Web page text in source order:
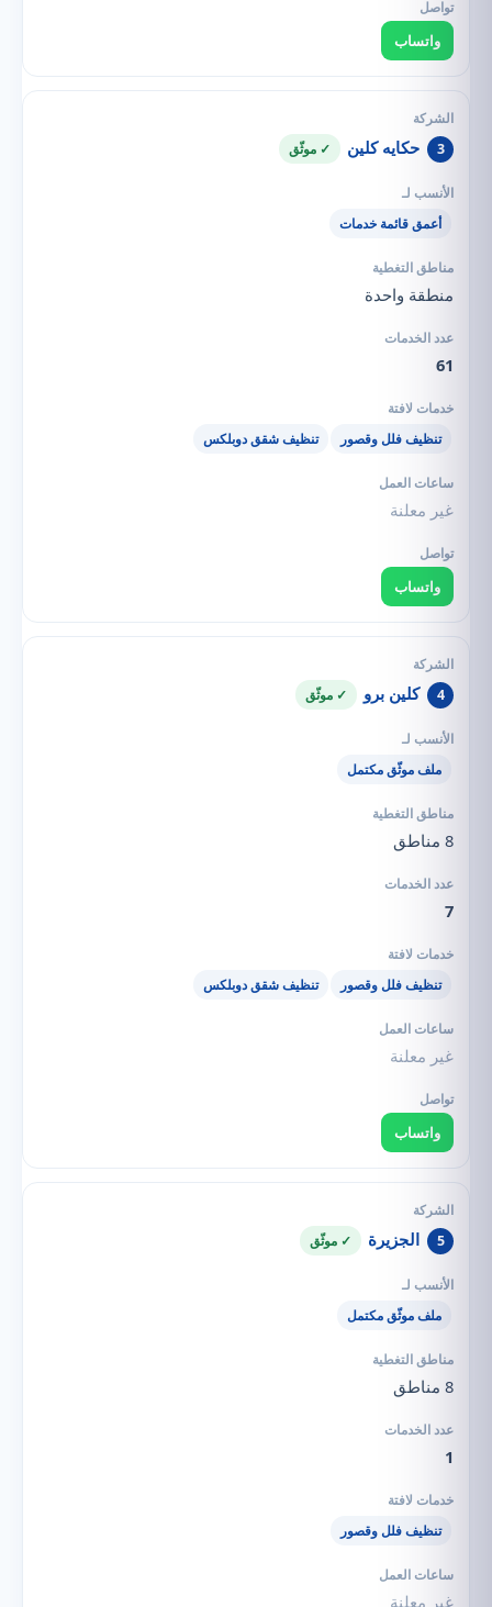
واتساب
3 حكايه كلين ✓ موثّق
أعمق قائمة خدمات
منطقة واحدة
61
تنظيف فلل وقصور تنظيف شقق دوبلكس
غير معلنة
واتساب
4 كلين برو ✓ موثّق
ملف موثّق مكتمل
8 مناطق
7
تنظيف فلل وقصور تنظيف شقق دوبلكس
غير معلنة
واتساب
5 الجزيرة ✓ موثّق
ملف موثّق مكتمل
8 مناطق
1
تنظيف فلل وقصور
غير معلنة